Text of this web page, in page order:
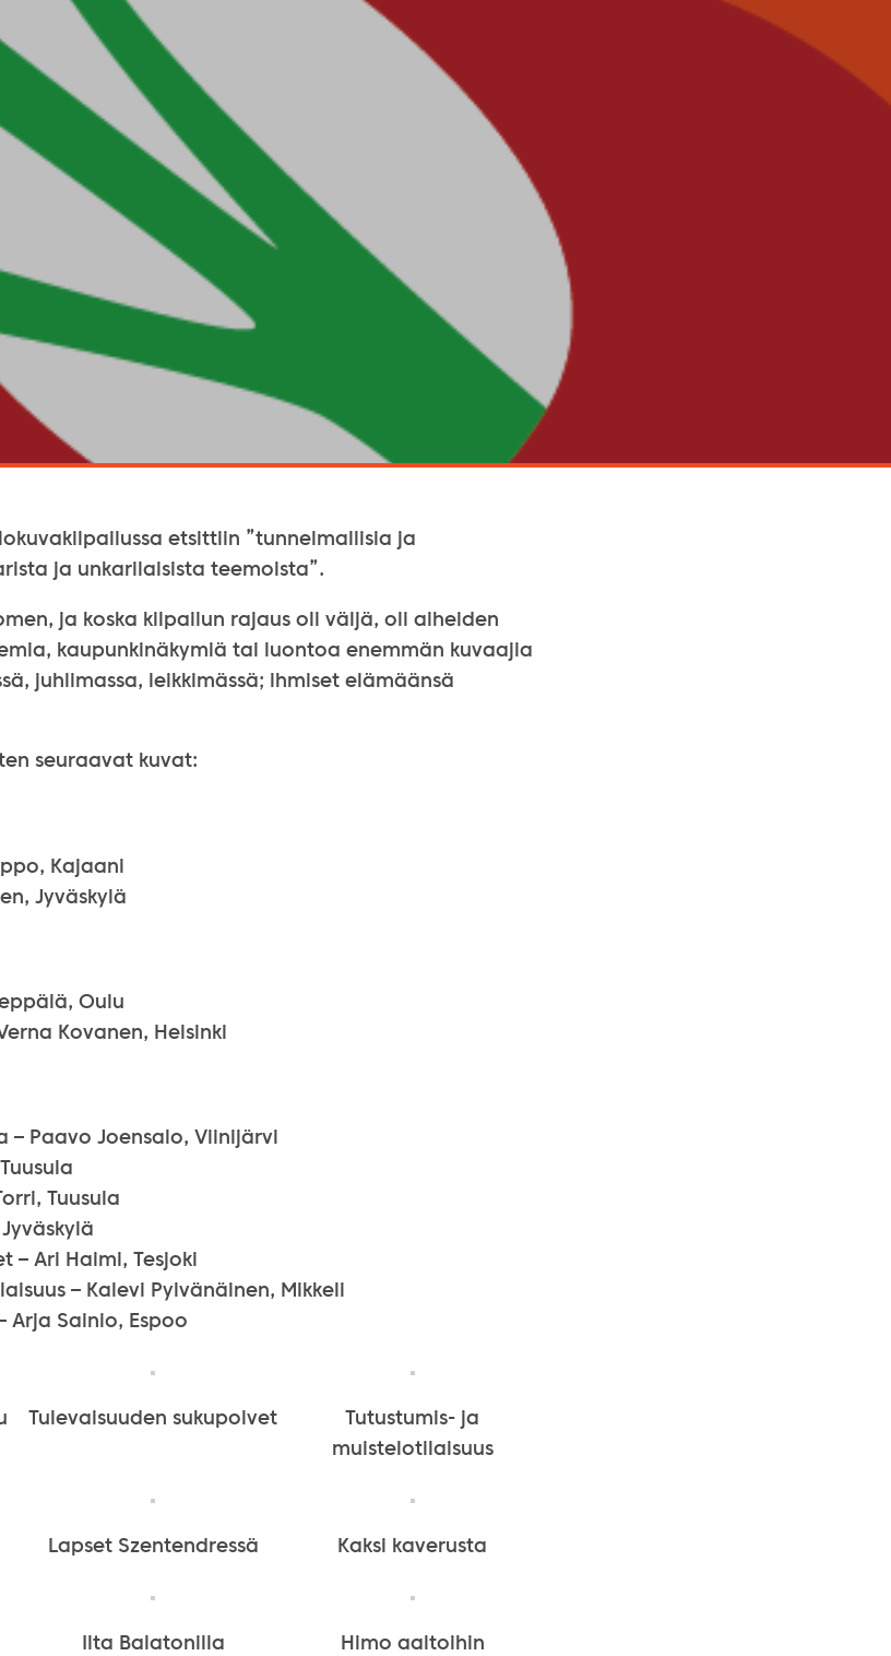
etsittiin ”tunnelmallisia ja
ja unkarilaisista teemoista”.
ja koska kilpailun rajaus oli väljä, oli aiheiden
kaupunkinäkymiä tai luontoa enemmän kuvaajia
juhlimassa, leikkimässä; ihmiset elämäänsä
seuraavat kuvat:
Kajaani
Jyväskylä
Oulu
Kovanen, Helsinki
– Paavo Joensalo, Viinijärvi
Tuusula
– Ari Haimi, Tesjoki
– Kalevi Pylvänäinen, Mikkeli
Arja Sainio, Espoo
Tulevaisuuden sukupolvet
Tutustumis- ja
muistelotilaisuus
Lapset Szentendressä Kaksi kaverusta
Ilta Balatonilla Himo aaltoihin